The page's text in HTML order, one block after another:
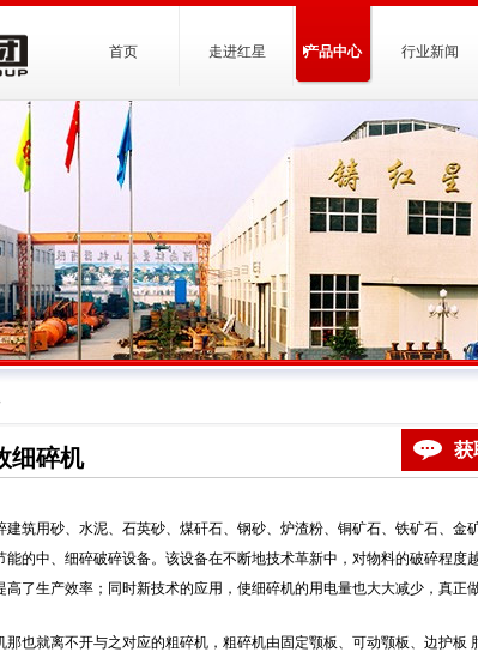
首页 走进红星 产品中心 行业新闻
细碎机 获
建筑用砂、水泥、石英砂、煤矸石、钢砂、炉渣粉、铜矿石、铁矿石、金
能的中、细碎破碎设备。该设备在不断地技术革新中，对物料的破碎程
高了生产效率；同时新技术的应用，使细碎机的用电量也大大减少，真正
那也就离不开与之对应的粗碎机，粗碎机由固定颚板、可动颚板、边护板